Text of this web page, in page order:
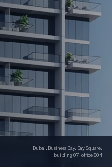
Dubai, Business Bay, Bay Square,
building 07, office 504